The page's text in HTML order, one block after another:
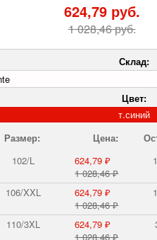
1 028,46 руб.
624,79 руб.
Склад:
Цвет:
т.синий
Размер:
Цена:
102/L
1 028,46 ₽
624,79 ₽
106/XXL
1 028,46 ₽
624,79 ₽
110/3XL
1 028,46 ₽
624,79 ₽